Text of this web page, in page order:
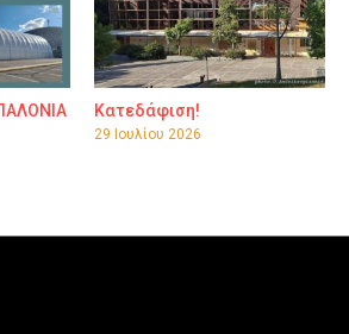
Κατεδάφιση!
29 Ιουλίου 2026